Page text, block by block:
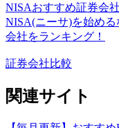
NISAおすすめ証券会社
NISA(ニーサ)を始め
会社をランキング！
証券会社比較
関連サイト